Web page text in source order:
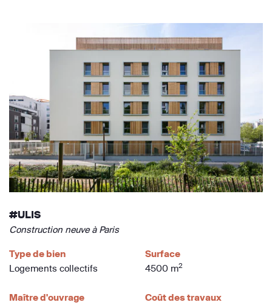
#ULIS
Construction neuve à Paris
Type de bien
Logements collectifs
Surface
4500 m2
Maître d'ouvrage
Coût des travaux